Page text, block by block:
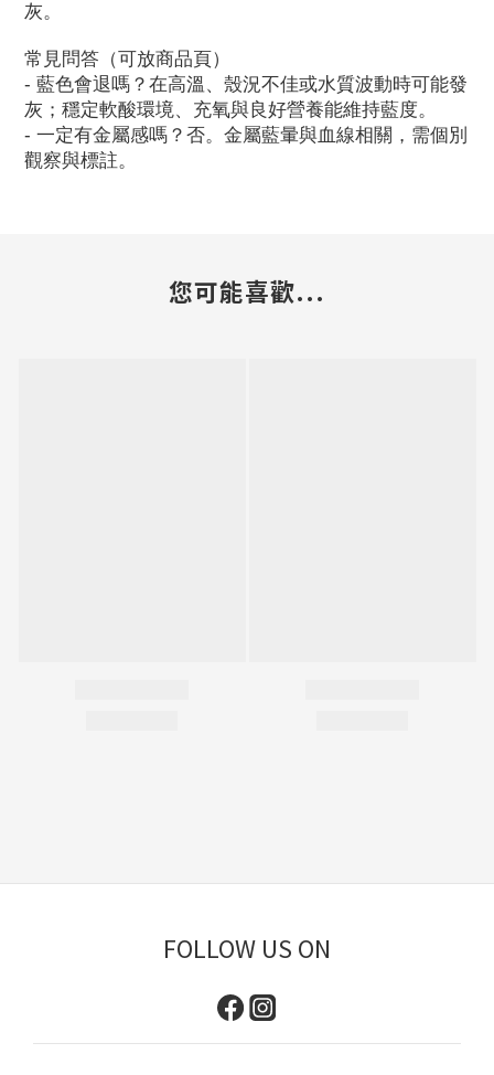
灰。
常見問答（可放商品頁）
- 藍色會退嗎？在高溫、殼況不佳或水質波動時可能發
灰；穩定軟酸環境、充氧與良好營養能維持藍度。
- 一定有金屬感嗎？否。金屬藍暈與血線相關，需個別
觀察與標註。
您可能喜歡...
FOLLOW US ON